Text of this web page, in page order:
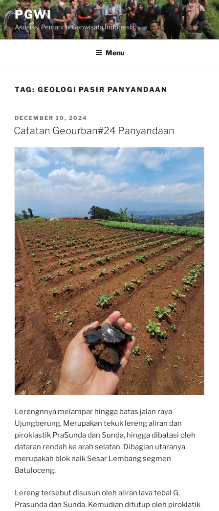
Skip
to
content
PGWI
Asosiasi Pemandu Geowisata Indonesia
Menu
TAG: GEOLOGI PASIR PANYANDAAN
POSTED
ON
DECEMBER 10, 2024
Catatan Geourban#24 Panyandaan
Lerengnnya melampar hingga batas jalan raya
Ujungberung. Merupakan tekuk lereng aliran dan
piroklastik PraSunda dan Sunda, hingga dibatasi oleh
dataran rendah ke arah selatan. Dibagian utaranya
merupakah blok naik Sesar Lembang segmen
Batuloceng.
Lereng tersebut disusun oleh aliran lava tebal G.
Prasunda dan Sunda. Kemudian ditutup oleh piroklatik